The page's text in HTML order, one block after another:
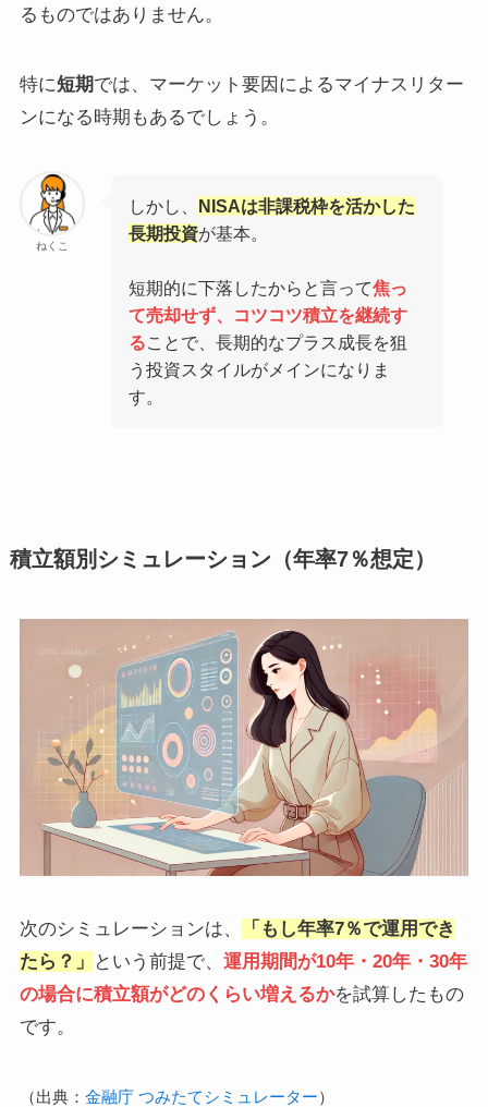
るものではありません。
特に短期では、マーケット要因によるマイナスリター
ンになる時期もあるでしょう。
ねくこ
しかし、 NISAは非課税枠を活かした
長期投資が基本。
短期的に下落したからと言って焦っ
て売却せず、コツコツ積立を継続す
ることで、長期的なプラス成長を狙
う投資スタイルがメインになりま
す。
積立額別シミュレーション（年率7％想定）
次のシミュレーションは、
「もし年率7％で運用でき
たら？」
という前提で、 運用期間が10年・20年・30年
の場合に積立額がどのくらい増えるかを試算したもの
です。
（出典： 金融庁 つみたてシミュレーター）